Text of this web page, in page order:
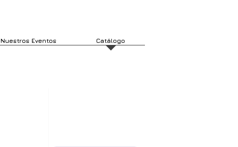
Nuestros Eventos Catálogo